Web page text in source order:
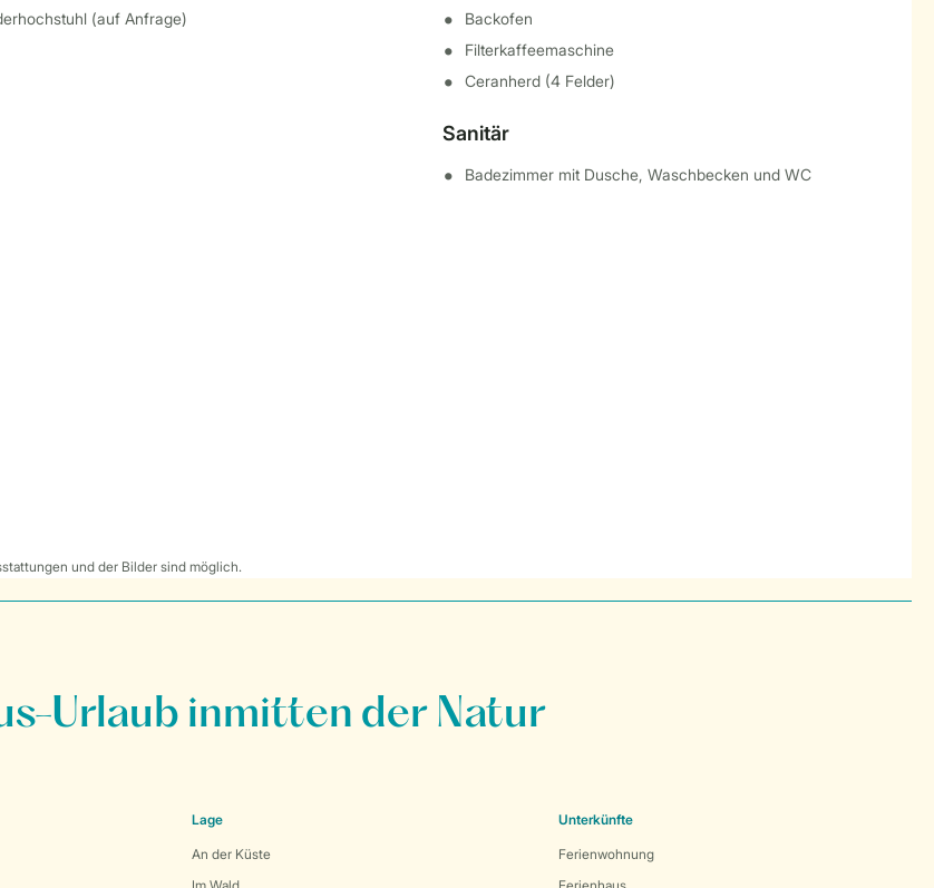
(auf Anfrage)
Backofen
Filterkaffeemaschine
Ceranherd (4 Felder)
Sanitär
Badezimmer mit Dusche, Waschbecken und WC
und der Bilder sind möglich.
Urlaub inmitten der Natur
Lage
An der Küste
Unterkünfte
Ferienwohnung